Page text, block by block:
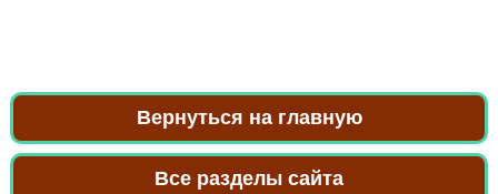
Вернуться на главную
Все разделы сайта